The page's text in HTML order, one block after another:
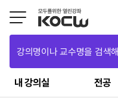
강의명이나 교수명을 검색
내 강의실 전공